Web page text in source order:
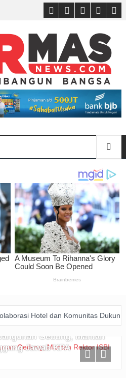
dan Komunitas Dukung Aksi
Gedung, Mantan
Jawab KPA